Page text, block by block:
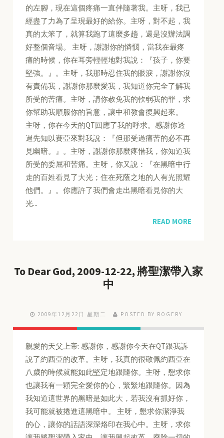
的左腳，現在這個疼痛一直伴隨著我。主呀，我已
經盡了力為了呈現最好的給你。主呀，對不起，我
真的太笨了，就算我跑了這麼多趟，還是沒辦法調
好整個音場。 主呀，謝謝你的憐憫，當我在最疼
痛的時候，你在耳旁輕輕地對我說：『孩子，你要
堅強。』。主呀，我那時忍住我的眼淚，謝謝你沒
有責備我，謝謝你那麼愛我，我知道你完全了解我
所受的苦痛。主呀，請你赦免我的軟弱我的罪，求
你幫助我順服你的旨意，讓中和教會復興起來。
主呀，你在今天的QT回應了我的呼求。感謝你透
過先知以賽亞來對我說：『但那受過痛苦的必不再
見幽暗。』。主呀，謝謝你那麼疼惜我，你知道我
所受的委屈和苦痛。主呀，你又說：『在黑暗中行
走的百姓看見了大光；住在死蔭之地的人有光照耀
他們。』。你應許了我們會走出黑暗看見你的大
光...
READ MORE
To Dear God, 2009-12-22, 將聖潔帶入家
中
2009年12月22日 星期二 POSTED BY ROGERY
親愛的天父上帝: 感謝你，感謝你今天在QT跟我訴
說了約西亞的改革。主呀，我真的很敬佩約西亞在
八歲的時候就能如此堅定地跟隨你。主呀，懇求你
也讓我有一顆完全愛你的心，緊緊地跟隨你。因為
我知道這世界的黑暗是如此大，若我沒有抓好你，
我可能就被捲進這黑暗中。 主呀，懇求你潔淨我
的心，讓你的話語深深烙印在我心中。主呀，求你